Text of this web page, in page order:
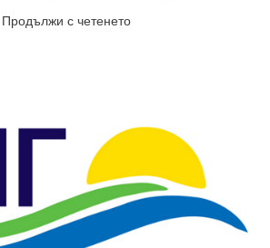
Продължи с четенето